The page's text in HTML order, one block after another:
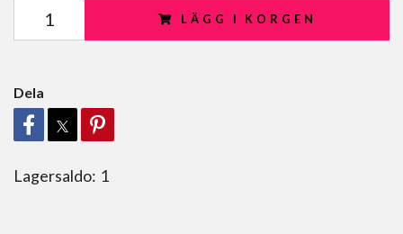
LÄGG I KORGEN
Dela
Lagersaldo: 1